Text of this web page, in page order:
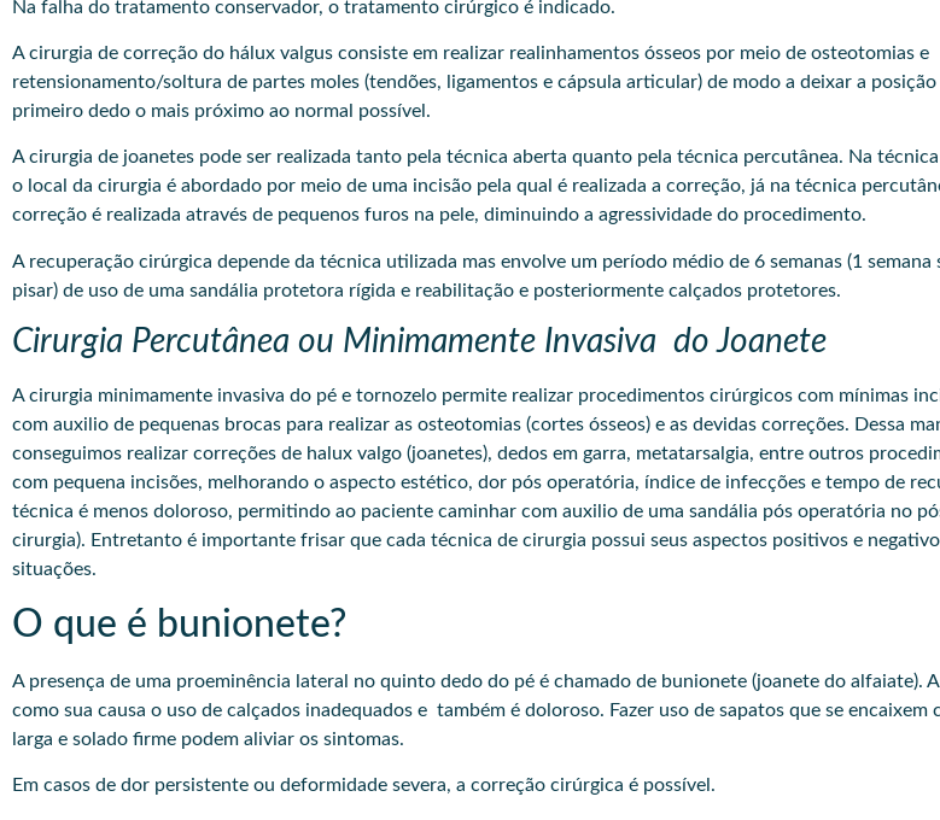
Na falha do tratamento conservador, o tratamento cirúrgico é indicado.
A cirurgia de correção do hálux valgus consiste em realizar realinhamentos ósseos por meio de osteotomias e
retensionamento/soltura de partes moles (tendões, ligamentos e cápsula articular) de modo a deixar a
primeiro dedo o mais próximo ao normal possível.
A cirurgia de joanetes pode ser realizada tanto pela técnica aberta quanto pela técnica percutânea. Na
o local da cirurgia é abordado por meio de uma incisão pela qual é realizada a correção, já na técnica
correção é realizada através de pequenos furos na pele, diminuindo a agressividade do procedimento.
A recuperação cirúrgica depende da técnica utilizada mas envolve um período médio de 6 semanas (1 semana
pisar) de uso de uma sandália protetora rígida e reabilitação e posteriormente calçados protetores.
Cirurgia Percutânea ou Minimamente Invasiva do Joanete
Acirurgia minimamente invasiva do pé e tornozelo permite realizar procedimentos cirúrgicos com mínimas
com auxilio de pequenas brocas para realizar as osteotomias (cortes ósseos) e as devidas correções. Dessa
conseguimos realizar correções de halux valgo (joanetes), dedos em garra, metatarsalgia, entre outros
com pequena incisões, melhorando o aspecto estético, dor pós operatória, índice de infecções e tempo de
técnica é menos doloroso, permitindo ao paciente caminhar com auxilio de uma sandália pós operatória no
cirurgia). Entretanto é importante frisar que cada técnica de cirurgia possui seus aspectos positivos e
situações.
O que é bunionete?
A presença de uma proeminência lateral no quinto dedo do pé é chamado de bunionete (joanete do alfaiate).
como sua causa o uso de calçados inadequados e também é doloroso. Fazer uso de sapatos que se
larga e solado firme podem aliviar os sintomas.
Em casos de dor persistente ou deformidade severa, a correção cirúrgica é possível.